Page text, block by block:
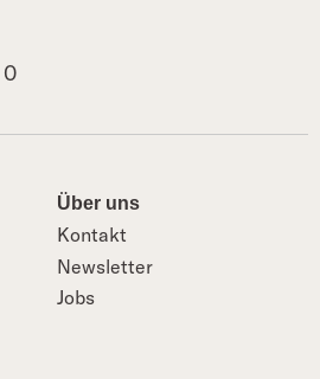
Über uns
Kontakt
Newsletter
Jobs
0